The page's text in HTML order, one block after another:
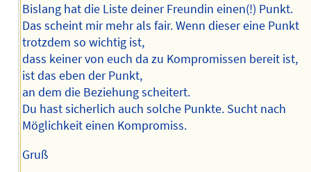
Bislang hat die Liste deiner Freundin einen(!) Punkt.
Das scheint mir mehr als fair. Wenn dieser eine Punkt
trotzdem so wichtig ist,
dass keiner von euch da zu Kompromissen bereit ist,
ist das eben der Punkt,
an dem die Beziehung scheitert.
Du hast sicherlich auch solche Punkte. Sucht nach
Möglichkeit einen Kompromiss.
Gruß